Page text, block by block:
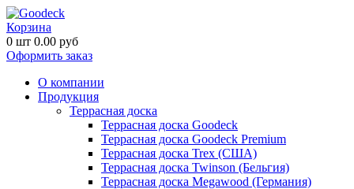
Корзина
0 шт 0.00 руб
Оформить заказ
О компании
Продукция
Террасная доска
Террасная доска Goodeck
Террасная доска Goodeck Premium
Террасная доска Trex (США)
Террасная доска Twinson (Бельгия)
Террасная доска Megawood (Германия)